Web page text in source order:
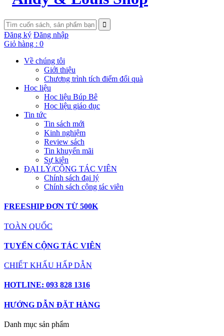
Đăng ký Đăng nhập
Giỏ hàng : 0
Về chúng tôi
Giới thiệu
Chương trình tích điểm đổi quà
Học liệu
Học liệu Búp Bê
Học liệu giáo dục
Tin tức
Tin sách mới
Kinh nghiệm
Review sách
Tin khuyến mãi
Sự kiện
ĐẠI LÝ/CỘNG TÁC VIÊN
Chính sách đại lý
Chính sách cộng tác viên
FREESHIP ĐƠN TỪ 500K
TOÀN QUỐC
TUYỂN CỘNG TÁC VIÊN
CHIẾT KHẤU HẤP DẪN
HOTLINE: 093 828 1316
HƯỚNG DẪN ĐẶT HÀNG
Danh mục sản phẩm